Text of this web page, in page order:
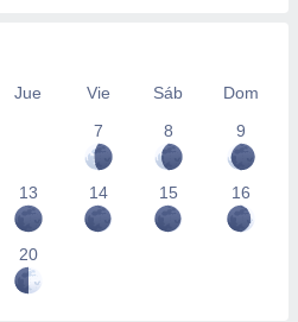
Jue Vie Sáb
Dom
7
8 9
13 14 15 16
20